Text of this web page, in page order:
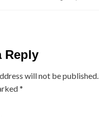
Reply
will not be published.
*